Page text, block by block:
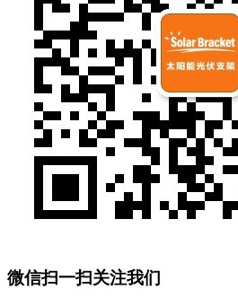
微信扫一扫关注我们